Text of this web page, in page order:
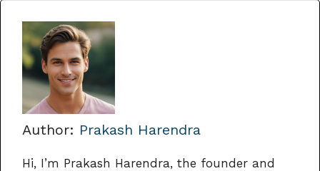
Author: Prakash Harendra
Hi, I’m Prakash Harendra, the founder and